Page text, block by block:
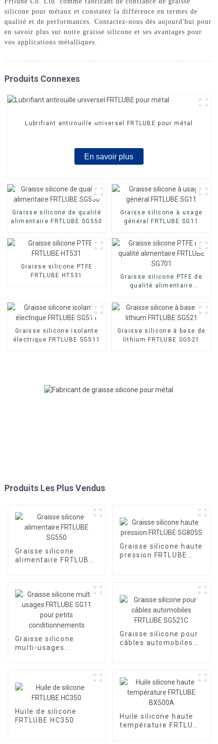
silicone pour métaux et constatez la différence en termes de
qualité et de performances. Contactez-nous dès aujourd'hui pour
en savoir plus sur notre graisse silicone et ses avantages pour
vos applications métalliques.
Produits Connexes
Lubrifiant antirouille universel FRTLUBE pour métal
En savoir plus
Graisse silicone de qualité
alimentaire FRTLUBE SG550
Graisse silicone à usage
général FRTLUBE SG11
Graisse silicone PTFE
FRTLUBE HT531
Graisse silicone PTFE de
qualité alimentaire
Graisse silicone isolante
électrique FRTLUBE SG511
Graisse silicone à base de
lithium FRTLUBE SG521
Produits Les Plus Vendus
Graisse silicone
alimentaire FRTLUBE
Graisse silicone haute
pression FRTLUBE
Graisse silicone
multi-usages
Graisse silicone pour
câbles automobiles
Huile de silicone
FRTLUBE HC350
Huile silicone haute
température FRTLUBE